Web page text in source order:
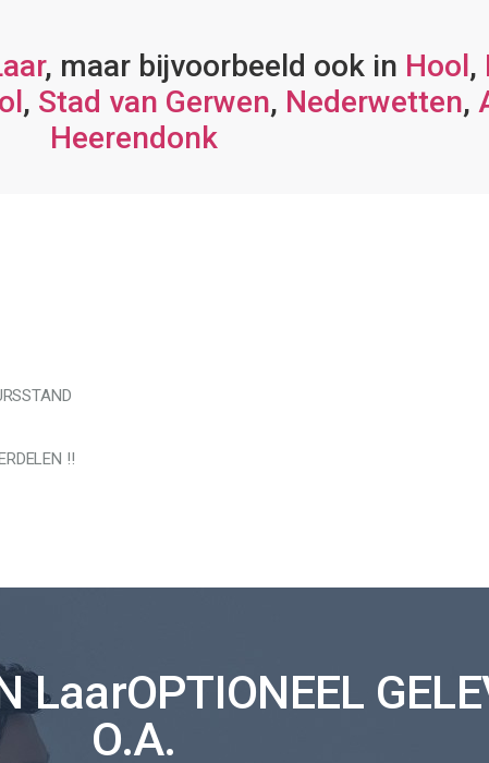
, maar bijvoorbeeld ook in Hool,
, Stad van Gerwen, Nederwetten,
Heerendonk
!!
LaarOPTIONEEL
O.A.